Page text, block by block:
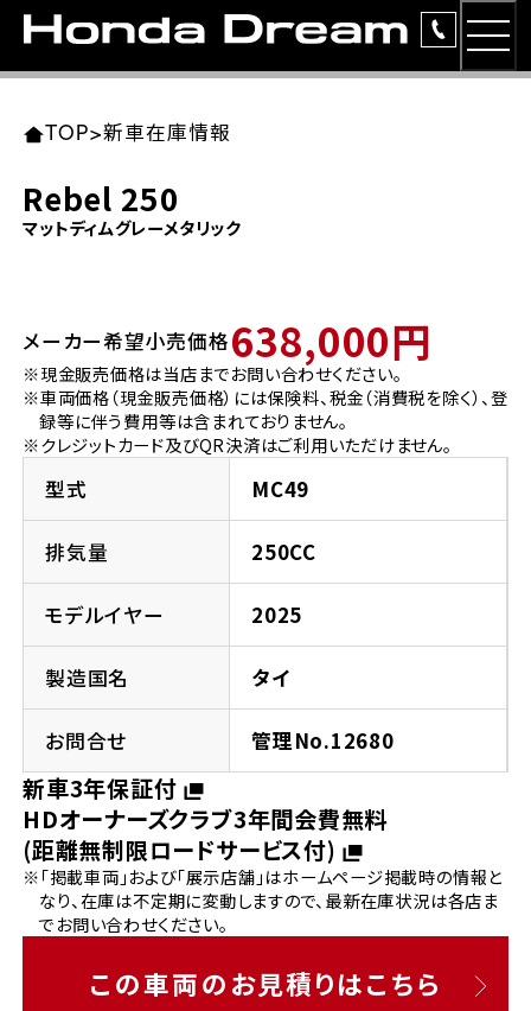
ラインアップ
レンタルバイク
洋用品
イベント
法人向けサービス
お問い合わせ
TOP>新車在庫情報
Rebel 250
マットディムグレーメタリック
メーカー希望小売価格638,000円
※現金販売価格は当店までお問い合わせください。
※車両価格（現金販売価格）には保険料、税金（消費税を除く）、登
録等に伴う費用等は含まれておりません。
※クレジットカード及びQR決済はご利用いただけません。
型式 MC49
排気量 250CC
モデルイヤー 2025
製造国名 タイ
お問合せ 管理No.12680
新車3年保証付
HDオーナーズクラブ3年間会費無料
(距離無制限ロードサービス付)
※「掲載車両」および「展示店舗」はホームページ掲載時の情報と
なり、在庫は不定期に変動しますので、最新在庫状況は各店ま
でお問い合わせください。
この車両のお見積りはこちら
東北エリア 店舗一覧
岩手県
宮城県
ホンダドリーム 仙台泉
ホンダドリーム 宮城岩沼
福島県
ホンダドリーム 郡山
関東エリア 店舗一覧
東京都
ホンダドリーム 西東京
ホンダドリーム 練馬
ホンダドリーム 板橋
ホンダドリーム 葛飾
ホンダドリーム 大田
ホンダドリーム 立川
神奈川県
ホンダドリーム 磯子
ホンダドリーム 横浜都筑
中部エリア 店舗一覧
愛知県
ホンダドリーム 名古屋南
ホンダドリーム 小牧
ホンダドリーム 名古屋東
ホンダドリーム 一宮
ホンダドリーム 豊橋
ホンダドリーム 名古屋上小田井
岐阜県
ホンダドリーム 岐阜
近畿エリア 店舗一覧
大阪府
ホンダドリーム 箕面
ホンダドリーム 藤井寺
ホンダドリーム 東淀川
ホンダドリーム 豊中
京都府
ホンダドリーム 京都北山
兵庫県
ホンダドリーム 神戸灘
中国・四国エリア 店舗一覧
岡山県
広島県
ホンダドリーム 広島
ホンダドリーム 福山
徳島県
ホンダドリーム 徳島
香川県
ホンダドリーム 高松
高知県
九州エリア 店舗一覧
福岡県
ホンダドリーム 福岡東
ホンダドリーム 久留米
ホンダドリーム 福岡春日
ホンダドリーム 福岡西
熊本県